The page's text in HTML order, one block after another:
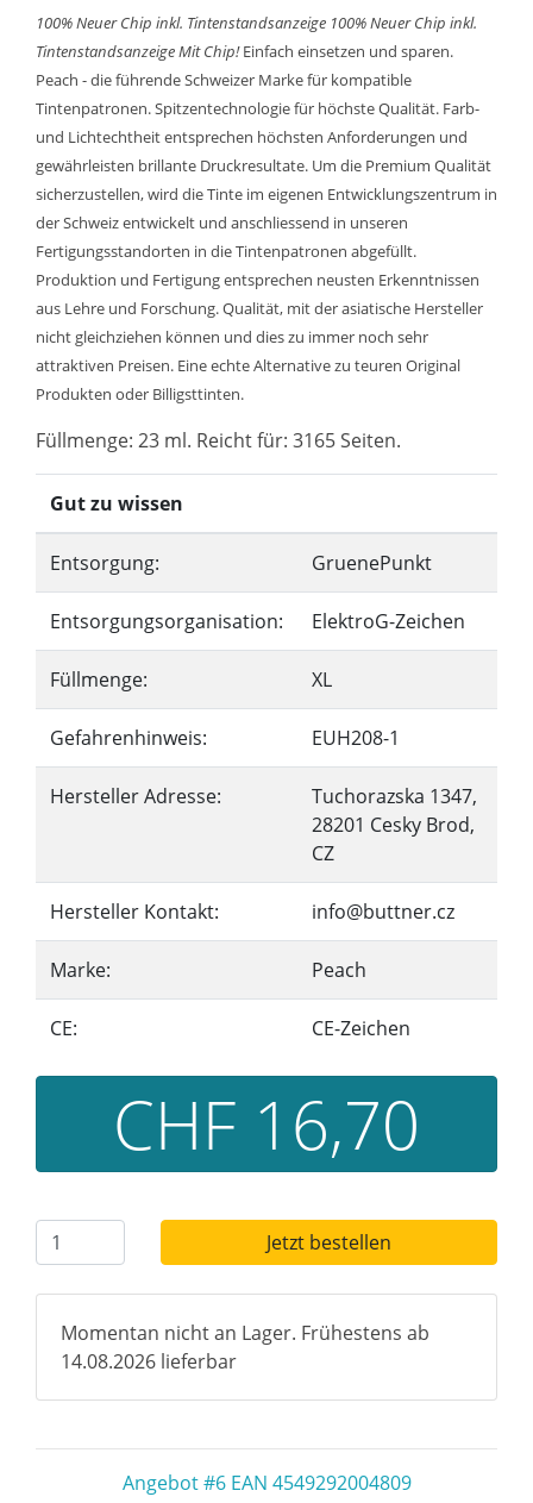
100% Neuer Chip inkl. Tintenstandsanzeige 100% Neuer Chip inkl.
TintenstandsanzeigeMit Chip!Einfach einsetzen und sparen.
Peach - die führende Schweizer Marke für kompatible
Tintenpatronen. Spitzentechnologie für höchste Qualität. Farb-
und Lichtechtheit entsprechen höchsten Anforderungen und
gewährleisten brillante Druckresultate. Um die Premium Qualität
sicherzustellen, wird die Tinte im eigenen Entwicklungszentrum in
der Schweiz entwickelt und anschliessend in unseren
Fertigungsstandorten in die Tintenpatronen abgefüllt.
Produktion und Fertigung entsprechen neusten Erkenntnissen
aus Lehre und Forschung. Qualität, mit der asiatische Hersteller
nicht gleichziehen können und dies zu immer noch sehr
attraktiven Preisen. Eine echte Alternative zu teuren Original
Produkten oder Billigsttinten.
Füllmenge: 23 ml. Reicht für: 3165 Seiten.
Gut zu wissen
Entsorgung: GruenePunkt
Entsorgungsorganisation: ElektroG-Zeichen
Füllmenge: XL
Gefahrenhinweis: EUH208-1
Hersteller Adresse:
Tuchorazska 1347,
28201 Cesky Brod,
CZ
Hersteller Kontakt: info@buttner.cz
Marke: Peach
CE: CE-Zeichen
CHF 16,70
Jetzt bestellen
Momentan nicht an Lager. Frühestens ab
14.08.2026 lieferbar
Angebot #6 EAN 4549292004809